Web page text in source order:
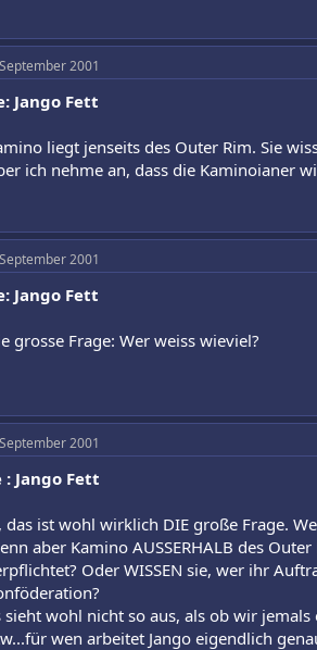
2001
Jango Fett
liegt jenseits des Outer Rim. Sie
ich nehme an, dass die Kaminoianer
2001
Jango Fett
grosse Frage: Wer weiss wieviel?
2001
: Jango Fett
das ist wohl wirklich DIE große Frage.
aber Kamino AUSSERHALB des
Oder WISSEN sie, wer ihr
sieht wohl nicht so aus, als ob wir
wen arbeitet Jango eigendlich